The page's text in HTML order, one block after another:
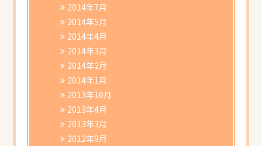
2014年7月
2014年5月
2014年4月
2014年3月
2014年2月
2014年1月
2013年10月
2013年4月
2013年3月
2012年9月